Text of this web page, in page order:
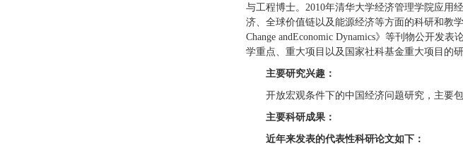
与工程博士。2010年清华大学经济管理学院应用
济、全球价值链以及能源经济等方面的科研和教
Change andEconomic Dynamics》等刊物公开发
学重点、重大项目以及国家社科基金重大项目的研
主要研究兴趣：
开放宏观条件下的中国经济问题研究，主要
主要科研成果：
近年来发表的代表性科研论文如下：